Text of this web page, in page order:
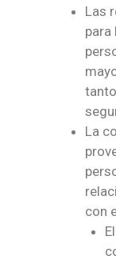
Las
para
La
con